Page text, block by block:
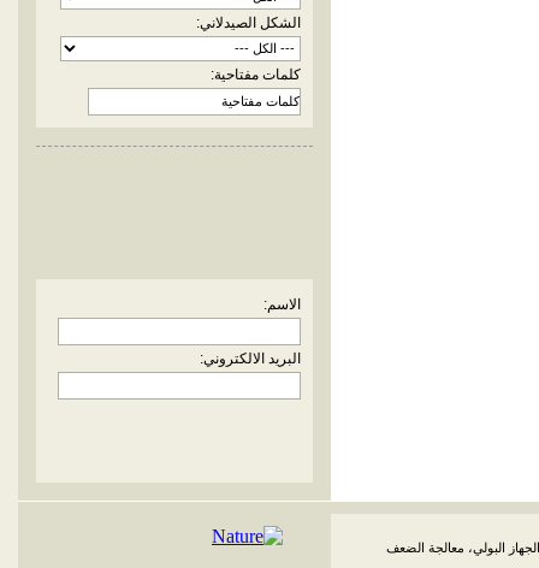
الشكل الصيدلاني:
كلمات مفتاحية:
الاسم:
البريد الالكتروني:
البولي، معالجة الضعف